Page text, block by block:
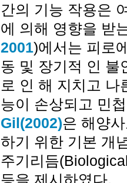
간의 기능 작용은
에 의해 영향을 받
2001)에서는 피로
동 및 장기적 인 불
로 인 해 지치고
능이 손상되고 민
Gil(2002)은 해양
하기 위한 기본 개
주기리듬
등을 제시하였다.